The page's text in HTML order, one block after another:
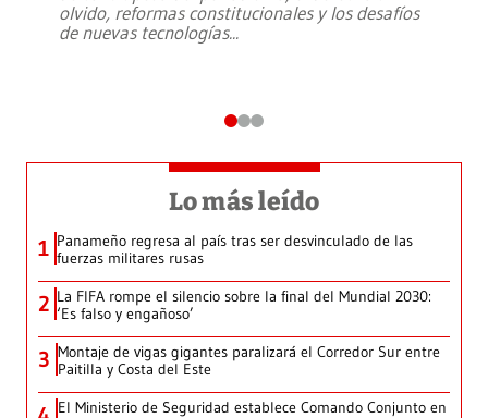
olvido, reformas constitucionales y los desafíos
de nuevas tecnologías...
Lo más leído
1 Panameño regresa al país tras ser desvinculado de las
fuerzas militares rusas
2 La FIFA rompe el silencio sobre la final del Mundial 2030:
‘Es falso y engañoso’
3 Montaje de vigas gigantes paralizará el Corredor Sur entre
Paitilla y Costa del Este
El Ministerio de Seguridad establece Comando Conjunto en